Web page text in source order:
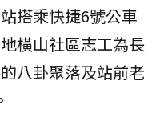
搭乘快捷6號公車
橫山社區志工為長
八卦聚落及站前老